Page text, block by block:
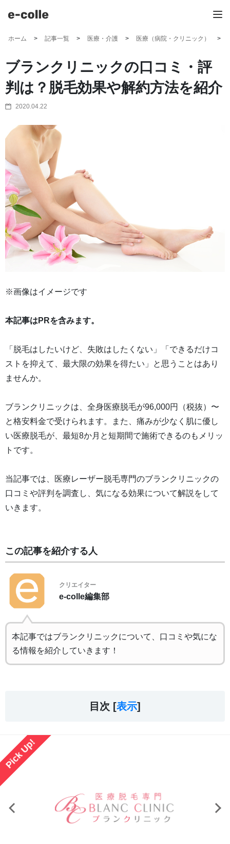
ホーム 記事一覧 医療・介護 医療（病院・クリニック）
ブランクリニックの口コミ・評
判は？脱毛効果や解約方法を紹介
2020.04.22
※画像はイメージです
本記事はPRを含みます。
「脱毛はしたいけど、失敗はしたくない」「できるだけコ
ストを抑えて、最大限の効果を得たい」と思うことはあり
ませんか。
ブランクリニックは、全身医療脱毛が96,000円（税抜）〜
と格安料金で受けられます。また、痛みが少なく肌に優し
い医療脱毛が、最短8か月と短期間で施術できるのもメリッ
トです。
当記事では、医療レーザー脱毛専門のブランクリニックの
口コミや評判を調査し、気になる効果について解説をして
いきます。
この記事を紹介する人
クリエイター
e-colle編集部
本記事ではブランクリニックについて、口コミや気にな
る情報を紹介していきます！
目次 [表示]
Pick Up!